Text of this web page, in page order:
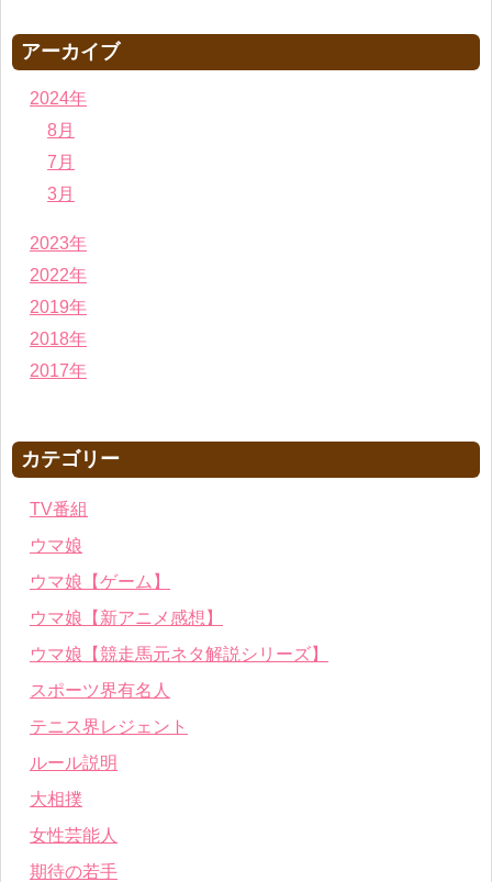
アーカイブ
2024年
8月
7月
3月
2023年
2022年
2019年
2018年
2017年
カテゴリー
TV番組
ウマ娘
ウマ娘【ゲーム】
ウマ娘【新アニメ感想】
ウマ娘【競走馬元ネタ解説シリーズ】
スポーツ界有名人
テニス界レジェント
ルール説明
大相撲
女性芸能人
期待の若手